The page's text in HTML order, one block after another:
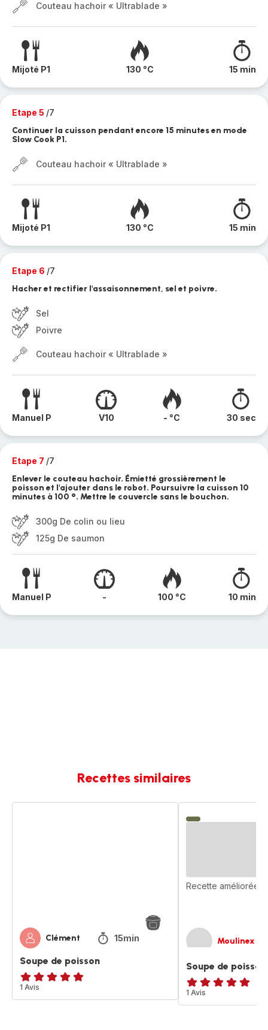
Couteau hachoir « Ultrablade »
Mijoté P1 130 °C 15 min
Etape 5 /7
Continuer la cuisson pendant encore 15 minutes en mode
Slow Cook P1.
Couteau hachoir « Ultrablade »
Mijoté P1 130 °C 15 min
Etape 6 /7
Hacher et rectifier l'assaisonnement, sel et poivre.
Sel
Poivre
Couteau hachoir « Ultrablade »
Manuel P V10 - °C 30 sec
Etape 7 /7
Enlever le couteau hachoir. Émietté grossièrement le
poisson et l'ajouter dans le robot. Poursuivre la cuisson 10
minutes à 100 °. Mettre le couvercle sans le bouchon.
300g De colin ou lieu
125g De saumon
Manuel P - 100 °C 10 min
Recettes similaires
Clément 15min
Soupe de poisson
Avis
5
1 Avis
Moulinex
Soupe de poisson
Avis
5
1 Avis
Recette améliorée
de